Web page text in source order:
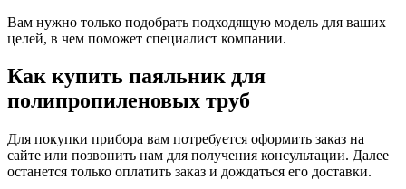
Вам нужно только подобрать подходящую модель для ваших
целей, в чем поможет специалист компании.
Как купить паяльник для
полипропиленовых труб
Для покупки прибора вам потребуется оформить заказ на
сайте или позвонить нам для получения консультации. Далее
останется только оплатить заказ и дождаться его доставки.